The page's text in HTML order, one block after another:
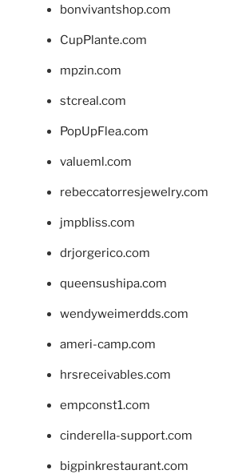
bonvivantshop.com
CupPlante.com
mpzin.com
stcreal.com
PopUpFlea.com
valueml.com
rebeccatorresjewelry.com
jmpbliss.com
drjorgerico.com
queensushipa.com
wendyweimerdds.com
ameri-camp.com
hrsreceivables.com
empconst1.com
cinderella-support.com
bigpinkrestaurant.com